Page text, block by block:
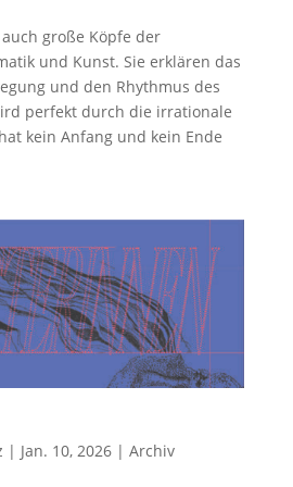
große Köpfe der
und Kunst. Sie erklären das
und den Rhythmus des
perfekt durch die irrationale
kein Anfang und kein Ende
| Jan. 10, 2026| Archiv